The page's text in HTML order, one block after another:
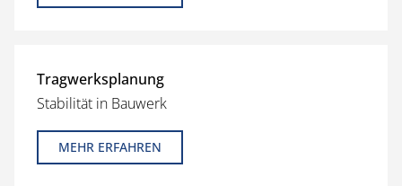
Tragwerksplanung
Stabilität in Bauwerk
MEHR ERFAHREN